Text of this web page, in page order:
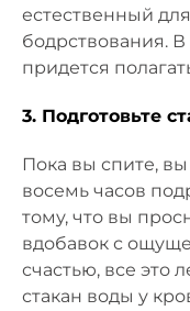
естественный
бодрствования.
придется
3. Подготовьте
Пока вы спите,
восемь часов
тому, что вы
вдобавок с
счастью, все это
стакан воды у